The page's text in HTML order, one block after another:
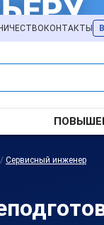
КОНТАКТЫ
/ Сервисный инженер